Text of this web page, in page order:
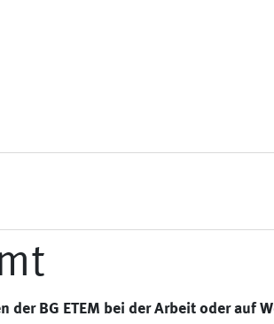
BG ETEM bei der Arbeit oder auf